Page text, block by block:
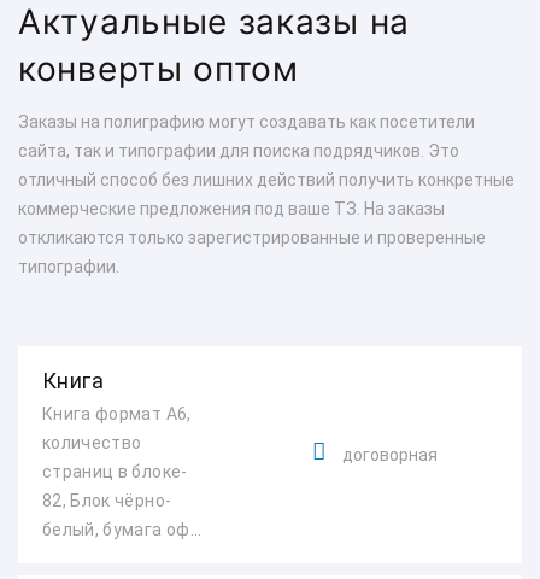
Актуальные заказы на
конверты оптом
Заказы на полиграфию могут создавать как посетители
сайта, так и типографии для поиска подрядчиков. Это
отличный способ без лишних действий получить конкретные
коммерческие предложения под ваше ТЗ. На заказы
откликаются только зарегистрированные и проверенные
типографии.
Книга
Книга формат А6,
количество
страниц в блоке-
82, Блок чёрно-
белый, бумага оф...
договорная